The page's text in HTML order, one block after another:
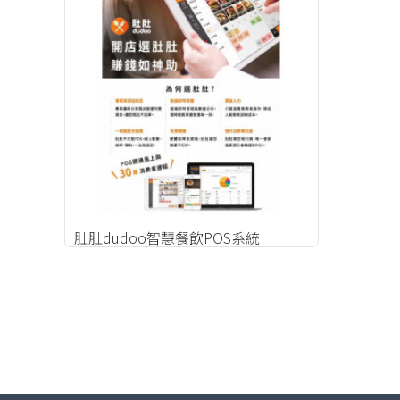
肚肚dudoo智慧餐飲POS系統